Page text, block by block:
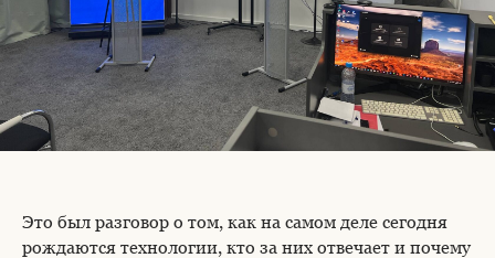
Это был разговор о том, как на самом деле сегодня
рождаются технологии, кто за них отвечает и почему